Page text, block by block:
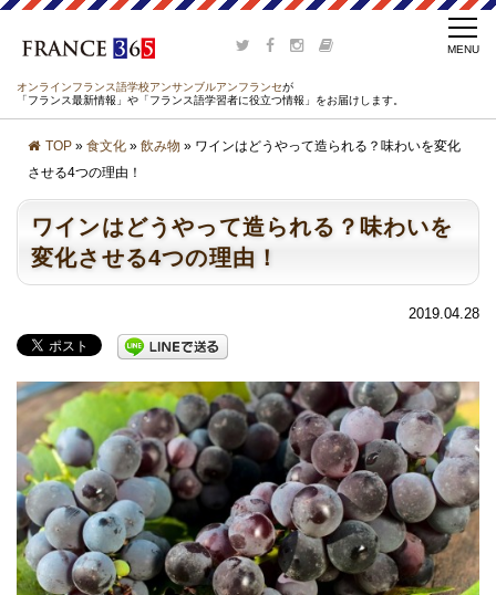
オンラインフランス語学校アンサンブルアンフランセが
「フランス最新情報」や「フランス語学習者に役立つ情報」をお届けします。
TOP » 食文化 » 飲み物 » ワインはどうやって造られる？味わいを変化
させる4つの理由！
ワインはどうやって造られる？味わいを
変化させる4つの理由！
2019.04.28